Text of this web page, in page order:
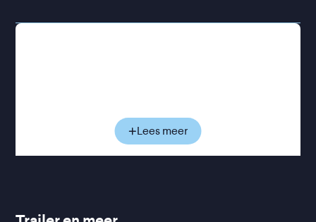
Lucas Brennan werkt als jonge undercoveragent
worstelt met zijn eigen homoseksualiteit. Wanneer
hij Andrew ontmoet - het volgende doelwit in een
politiedossier - lijkt het eerst niet meer dan een
Lees meer